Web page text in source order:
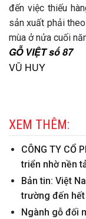
đến việc thiếu
sản xuất phải
mùa ở nửa cuối
GỖ VIỆT số 87
VŨ HUY
XEM THÊM:
CÔNG TY CỔ
triển nhờ nền
Bản tin: Việt
trường đến
Ngành gỗ đối